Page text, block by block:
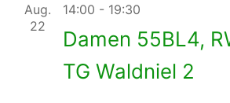
Aug.
22
14:00 - 19:30
Damen 55BL4,
TG Waldniel 2